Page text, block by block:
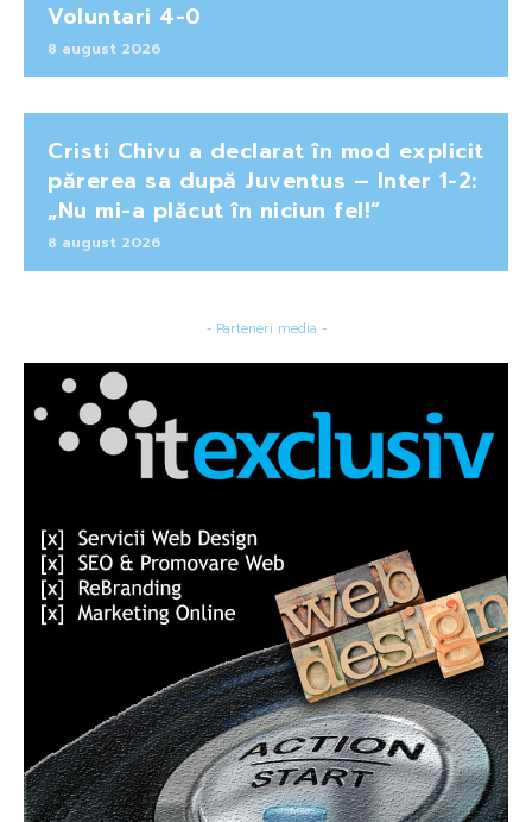
Voluntari 4-0
8 august 2026
Cristi Chivu a declarat în mod explicit
părerea sa după Juventus – Inter 1-2:
„Nu mi-a plăcut în niciun fel!”
8 august 2026
- Parteneri media -